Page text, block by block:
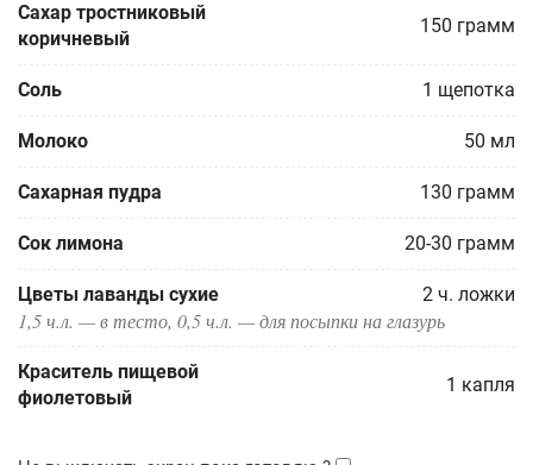
Сахар тростниковый
коричневый
150 грамм
Соль 1 щепотка
Молоко 50 мл
Сахарная пудра 130 грамм
Сок лимона 20-30 грамм
Цветы лаванды сухие 2 ч. ложки
1,5 ч.л. — в тесто, 0,5 ч.л. — для посыпки на глазурь
Краситель пищевой
фиолетовый
1 капля